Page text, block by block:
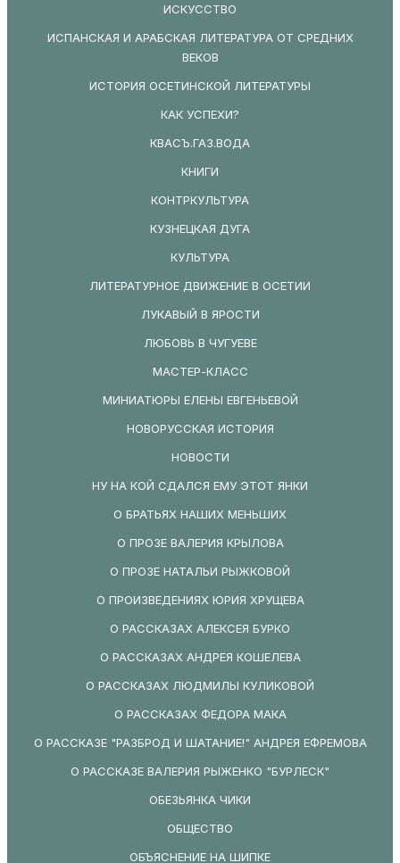
ИСКУССТВО
ИСПАНСКАЯ И АРАБСКАЯ ЛИТЕРАТУРА ОТ СРЕДНИХ
ВЕКОВ
ИСТОРИЯ ОСЕТИНСКОЙ ЛИТЕРАТУРЫ
КАК УСПЕХИ?
КВАСЪ.ГАЗ.ВОДА
КНИГИ
КОНТРКУЛЬТУРА
КУЗНЕЦКАЯ ДУГА
КУЛЬТУРА
ЛИТЕРАТУРНОЕ ДВИЖЕНИЕ В ОСЕТИИ
ЛУКАВЫЙ В ЯРОСТИ
ЛЮБОВЬ В ЧУГУЕВЕ
МАСТЕР-КЛАСС
МИНИАТЮРЫ ЕЛЕНЫ ЕВГЕНЬЕВОЙ
НОВОРУССКАЯ ИСТОРИЯ
НОВОСТИ
НУ НА КОЙ СДАЛСЯ ЕМУ ЭТОТ ЯНКИ
О БРАТЬЯХ НАШИХ МЕНЬШИХ
О ПРОЗЕ ВАЛЕРИЯ КРЫЛОВА
О ПРОЗЕ НАТАЛЬИ РЫЖКОВОЙ
О ПРОИЗВЕДЕНИЯХ ЮРИЯ ХРУЩЕВА
О РАССКАЗАХ АЛЕКСЕЯ БУРКО
О РАССКАЗАХ АНДРЕЯ КОШЕЛЕВА
О РАССКАЗАХ ЛЮДМИЛЫ КУЛИКОВОЙ
О РАССКАЗАХ ФЕДОРА МАКА
О РАССКАЗЕ "РАЗБРОД И ШАТАНИЕ!" АНДРЕЯ ЕФРЕМОВА
О РАССКАЗЕ ВАЛЕРИЯ РЫЖЕНКО "БУРЛЕСК"
ОБЕЗЬЯНКА ЧИКИ
ОБЩЕСТВО
ОБЪЯСНЕНИЕ НА ШИПКЕ